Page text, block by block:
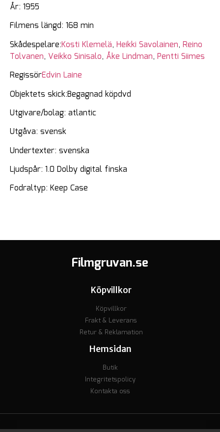
År: 1955
Filmens längd: 168 min
Skådespelare:Kosti Klemelä, Heikki Savolainen, Reino
Tolvanen, Veikko Sinisalo, Åke Lindman, Pentti Siimes
RegissörEdvin Laine
Objektets skick:Begagnad köpdvd
Utgivare/bolag: atlantic
Utgåva: svensk
Undertexter: svenska
Ljudspår: 1.0 Dolby digital finska
Fodraltyp: Keep Case
Filmgruvan.se
Köpvillkor
Köpvillkor
Frakt & Leverans
Retur & Reklamation
Hemsidan
Butik
Integritetspolicy
Kontakta oss